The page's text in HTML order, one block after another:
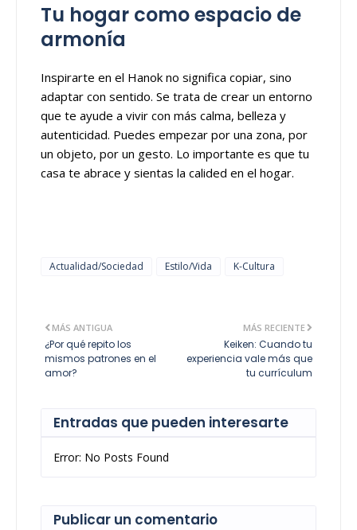
Tu hogar como espacio de
armonía
Inspirarte en el Hanok no significa copiar, sino
adaptar con sentido. Se trata de crear un entorno
que te ayude a vivir con más calma, belleza y
autenticidad. Puedes empezar por una zona, por
un objeto, por un gesto. Lo importante es que tu
casa te abrace y sientas la calided en el hogar.
Actualidad/Sociedad Estilo/Vida K-Cultura
MÁS RECIENTE
Keiken: Cuando tu
experiencia vale más que
tu currículum
MÁS ANTIGUA
¿Por qué repito los
mismos patrones en el
amor?
Entradas que pueden interesarte
Error: No Posts Found
Publicar un comentario